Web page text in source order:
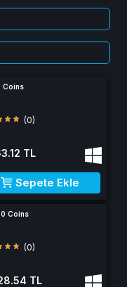
Coins
(0)
TL
Sepete Ekle
Coins
(0)
TL